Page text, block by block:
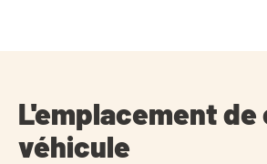
L'emplacement de
véhicule